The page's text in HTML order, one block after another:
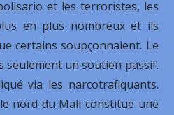
et les terroristes, les
en plus nombreux et ils
certains soupçonnaient. Le
seulement un soutien passif.
via les narcotrafiquants.
nord du Mali constitue une